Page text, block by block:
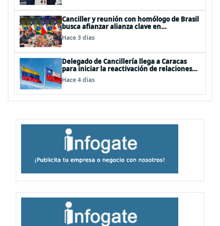
Canciller y reunión con homólogo de Brasil
busca afianzar alianza clave en
Latinoamérica
Hace 3 días
Delegado de Cancillería llega a Caracas
para iniciar la reactivación de relaciones
consulares
Hace 4 días